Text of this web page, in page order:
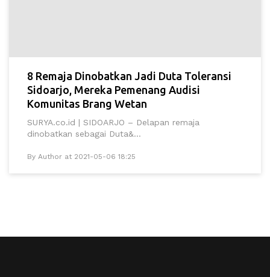
8 Remaja Dinobatkan Jadi Duta Toleransi
Sidoarjo, Mereka Pemenang Audisi
Komunitas Brang Wetan
SURYA.co.id | SIDOARJO – Delapan remaja
dinobatkan sebagai Duta&...
By Author at 2021-05-06 18:25